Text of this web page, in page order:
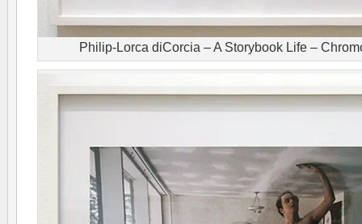
Philip-Lorca diCorcia – A Storybook Life –